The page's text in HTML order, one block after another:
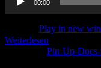
Player
00:00
Play in new
Weiterlesen
Pin-Up-